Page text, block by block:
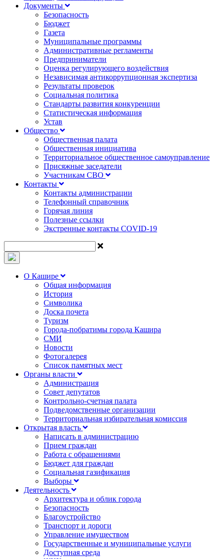
Документы
Безопасность
Бюджет
Газета
Муниципальные программы
Административные регламенты
Предприниматели
Оценка регулирующего воздействия
Независимая антикоррупционная экспертиза
Результаты проверок
Социальная политика
Стандарты развития конкуренции
Статистическая информация
Устав
Общество
Общественная палата
Общественная инициатива
Территориальное общественное самоуправление
Присяжные заседатели
Участникам СВО
Контакты
Контакты администрации
Телефонный справочник
Горячая линия
Полезные ссылки
Экстренные контакты COVID-19
О Кашире
Общая информация
История
Символика
Доска почета
Туризм
Города-побратимы города Кашира
СМИ
Новости
Фотогалерея
Список памятных мест
Органы власти
Администрация
Совет депутатов
Контрольно-счетная палата
Подведомственные организации
Территориальная избирательная комиссия
Открытая власть
Написать в администрацию
Прием граждан
Работа с обращениями
Бюджет для граждан
Социальная газификация
Выборы
Деятельность
Архитектура и облик города
Безопасность
Благоустройство
Транспорт и дороги
Управление имуществом
Государственные и муниципальные услуги
Доступная среда